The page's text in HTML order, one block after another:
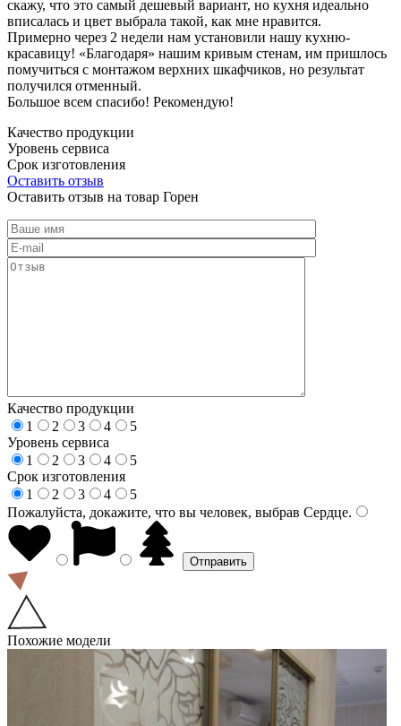
скажу, что это самый дешевый вариант, но кухня идеально
вписалась и цвет выбрала такой, как мне нравится.
Примерно через 2 недели нам установили нашу кухню-
красавицу! «Благодаря» нашим кривым стенам, им пришлось
помучиться с монтажом верхних шкафчиков, но результат
получился отменный.
Большое всем спасибо! Рекомендую!
Качество продукции
Уровень сервиса
Срок изготовления
Оставить отзыв
Оставить отзыв на товар Горен
Качество продукции
1
2 3 4
5
Уровень сервиса
1
2 3 4
5
Срок изготовления
1
2 3 4
5
Пожалуйста, докажите, что вы человек, выбрав Сердце.
Похожие модели